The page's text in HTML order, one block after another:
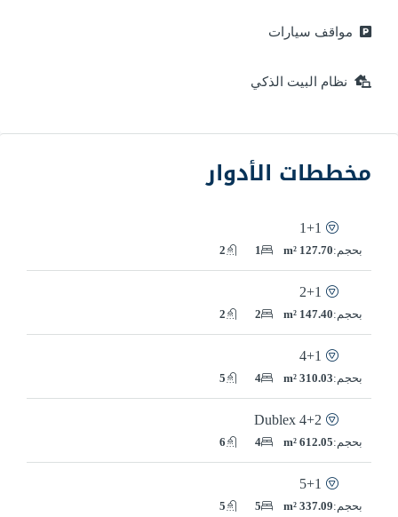
مواقف سيارات
نظام البيت الذكي
مخططات الأدوار
1+1
بحجم:127.70 m²
1
2
2+1
بحجم:147.40 m²
2
2
4+1
بحجم:310.03 m²
4
5
4+2 Dublex
بحجم:612.05 m²
4
6
5+1
بحجم:337.09 m²
5
5